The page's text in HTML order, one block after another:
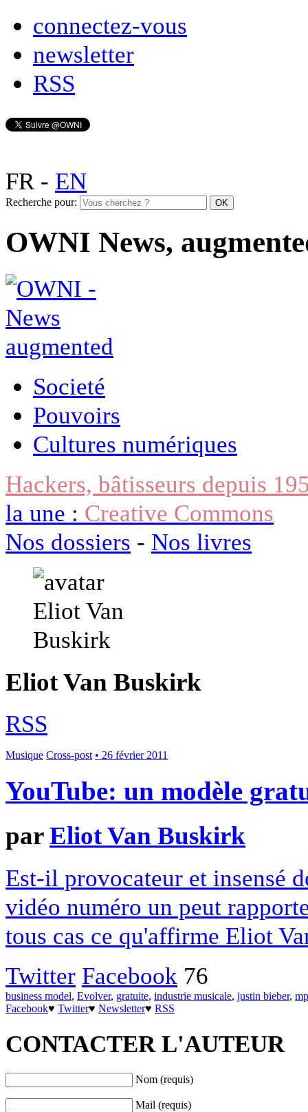
connectez-vous
newsletter
RSS
FR- EN
Recherche pour:
OWNI News,
Societé
Pouvoirs
Cultures numériques
Hackers, bâtisseurs depuis
la une : Creative Commons
Nos dossiers - Nos livres
Eliot Van Buskirk
RSS
Musique Cross-post • 26 février 2011
YouTube: un modèle
parEliot Van Buskirk
Est-il provocateur et insensé
vidéo numéro un peut
tous cas ce qu'affirme Eliot
Twitter Facebook 76
business model, Evolver, gratuite, industrie musicale, justin bieber,
Facebook♥ Twitter♥ Newsletter♥ RSS
CONTACTER L'AUTEUR
Nom (requis)
Mail (requis)